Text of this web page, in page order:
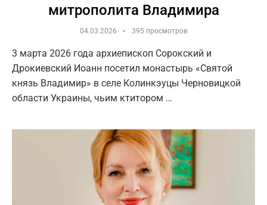
митрополита Владимира
04.03.2026 395 просмотров
3 марта 2026 года архиепископ Сорокский и
Дрокиевский Иоанн посетил монастырь «Святой
князь Владимир» в селе Колинкэуцы Черновицкой
области Украины, чьим ктитором …